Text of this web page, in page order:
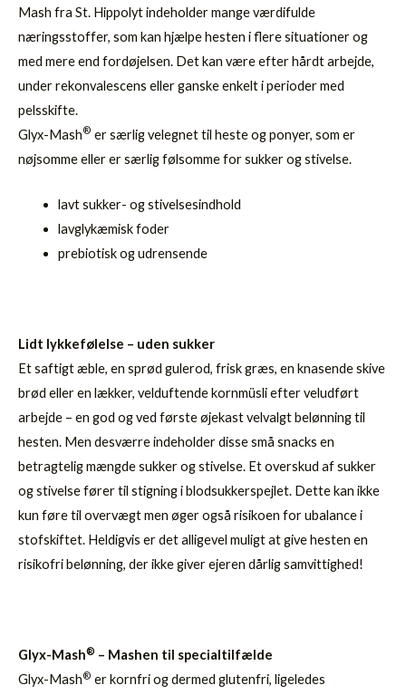
Mash fra St. Hippolyt indeholder mange værdifulde
næringsstoffer, som kan hjælpe hesten i flere situationer og
med mere end fordøjelsen. Det kan være efter hårdt arbejde,
under rekonvalescens eller ganske enkelt i perioder med
pelsskifte.
Glyx-Mash® er særlig velegnet til heste og ponyer, som er
nøjsomme eller er særlig følsomme for sukker og stivelse.
lavt sukker- og stivelsesindhold
lavglykæmisk foder
prebiotisk og udrensende
Lidt lykkefølelse – uden sukker
Et saftigt æble, en sprød gulerod, frisk græs, en knasende skive
brød eller en lækker, velduftende kornmüsli efter veludført
arbejde – en god og ved første øjekast velvalgt belønning til
hesten. Men desværre indeholder disse små snacks en
betragtelig mængde sukker og stivelse. Et overskud af sukker
og stivelse fører til stigning i blodsukkerspejlet. Dette kan ikke
kun føre til overvægt men øger også risikoen for ubalance i
stofskiftet. Heldigvis er det alligevel muligt at give hesten en
risikofri belønning, der ikke giver ejeren dårlig samvittighed!
Glyx-Mash® – Mashen til specialtilfælde
Glyx-Mash® er kornfri og dermed glutenfri, ligeledes